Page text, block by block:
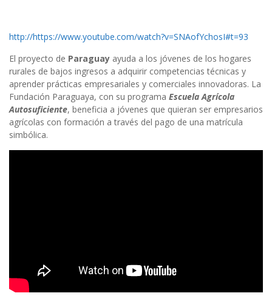
http://https://www.youtube.com/watch?v=SNAofYchosI#t=93
El proyecto de Paraguay ayuda a los jóvenes de los hogares
rurales de bajos ingresos a adquirir competencias técnicas y
aprender prácticas empresariales y comerciales innovadoras. La
Fundación Paraguaya, con su programa Escuela Agrícola
Autosuficiente, beneficia a jóvenes que quieran ser empresarios
agrícolas con formación a través del pago de una matrícula
simbólica.